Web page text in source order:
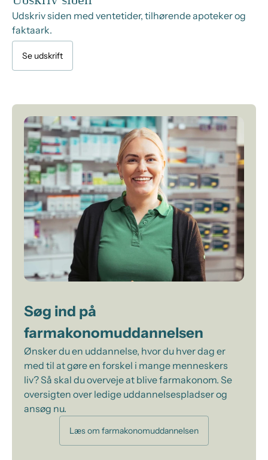
Udskriv siden med ventetider, tilhørende apoteker og
faktaark.
Se udskrift
Søg ind på
farmakonomuddannelsen
Ønsker du en uddannelse, hvor du hver dag er
med til at gøre en forskel i mange menneskers
liv? Så skal du overveje at blive farmakonom. Se
oversigten over ledige uddannelsespladser og
ansøg nu.
Læs om farmakonomuddannelsen